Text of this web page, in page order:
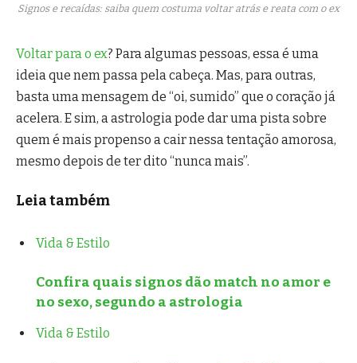
Signos e recaídas: saiba quem costuma voltar atrás e reata com o ex
Voltar para o ex? Para algumas pessoas, essa é uma
ideia que nem passa pela cabeça. Mas, para outras,
basta uma mensagem de “oi, sumido” que o coração já
acelera. E sim, a astrologia pode dar uma pista sobre
quem é mais propenso a cair nessa tentação amorosa,
mesmo depois de ter dito “nunca mais”.
Leia também
Vida & Estilo
Confira quais signos dão match no amor e
no sexo, segundo a astrologia
Vida & Estilo